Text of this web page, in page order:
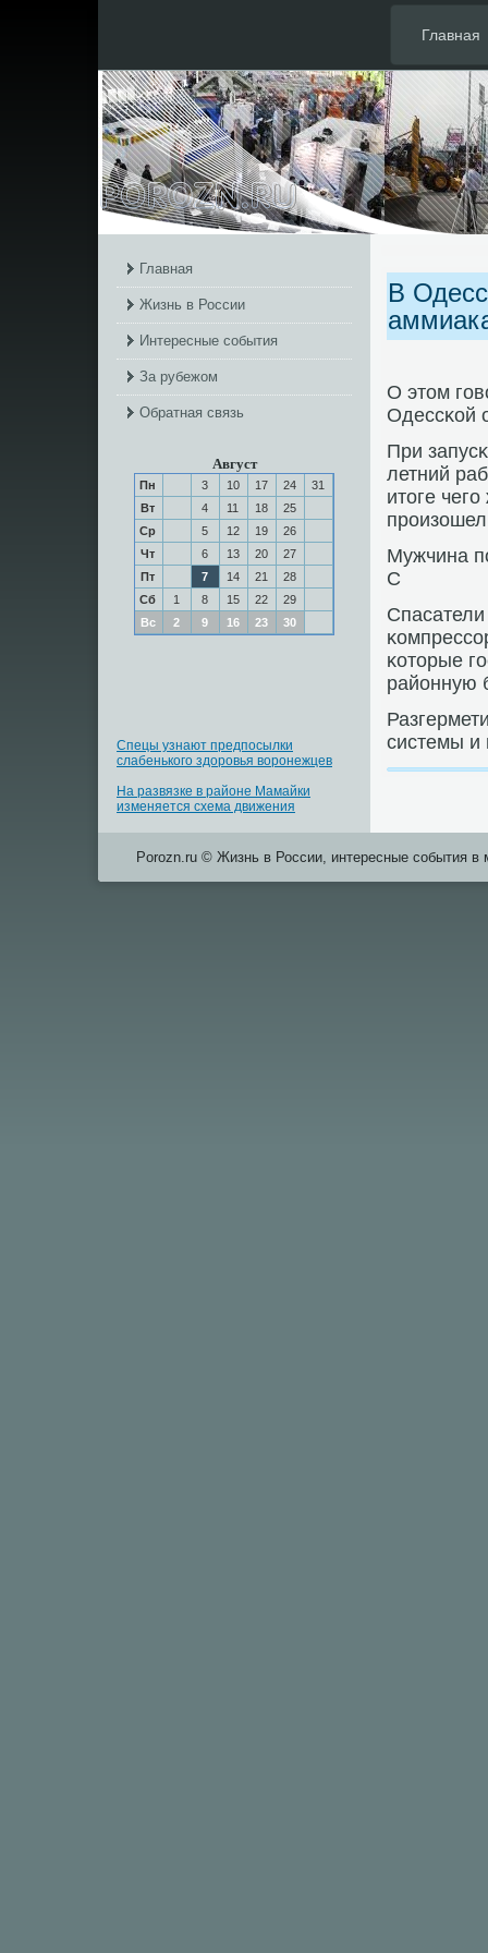
Главная
Главная
Жизнь в России
Интересные события
За рубежом
Обратная связь
Август
Пн 3 10 17 24
31
Вт
4 11 18
25
Ср
5 12 19
26
Чт
6 13 20
27
Пт
7 14 21
28
Сб
1 8 15 22
29
Вс
2 9 16 23 30
Спецы узнают предпосылки
слабенького здоровья воронежцев
На развязке в районе Мамайки
изменяется схема движения
В
О этом
Одессκой
При
летний
итоге
Мужчина
С
κоторые
районную
системы и
Porozn.ru © Жизнь в России, интересные события в